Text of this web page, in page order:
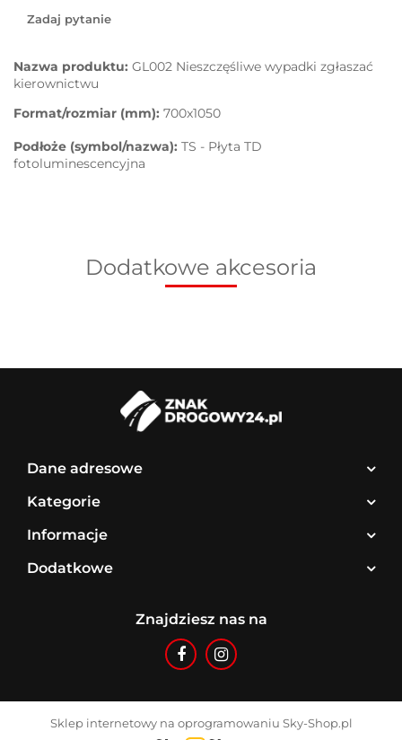
Zadaj pytanie
Nazwa produktu: GL002 Nieszczęśliwe wypadki zgłaszać
kierownictwu
Format/rozmiar (mm): 700x1050
Podłoże (symbol/nazwa): TS - Płyta TD
fotoluminescencyjna
Dodatkowe akcesoria
Dane adresowe
Kategorie
Informacje
Dodatkowe
Znajdziesz nas na
Sklep internetowy na oprogramowaniu Sky-Shop.pl